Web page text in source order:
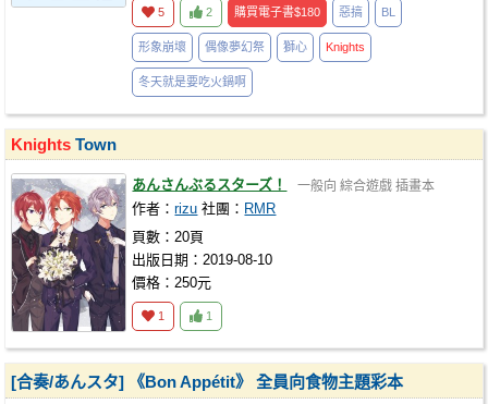
5 2 購買電子書$180 惡搞 BL
形象崩壞 偶像夢幻祭 獅心 Knights
冬天就是要吃火鍋啊
Knights Town
あんさんぶるスターズ！ 一般向 綜合遊戲 插畫本
作者：rizu 社團： RMR
頁數：20頁
出版日期：2019-08-10
價格：250元
1 1
[合奏/あんスタ] 《Bon Appétit》 全員向食物主題彩本